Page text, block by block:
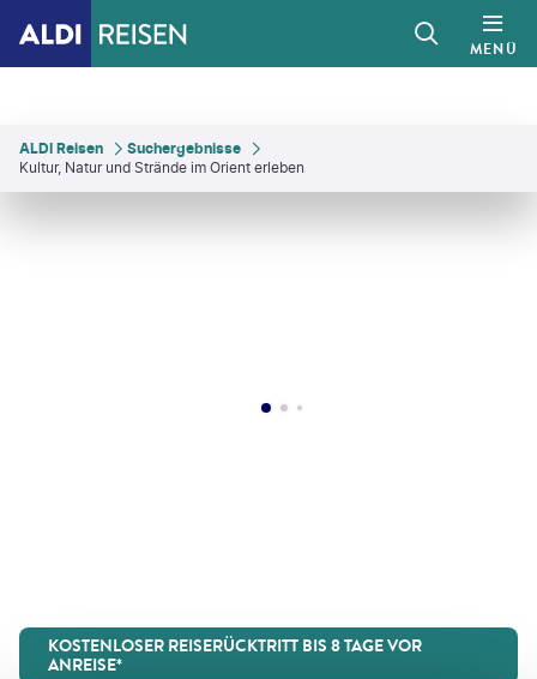
MENÜ
ALDI Reisen
Suchergebnisse
Kultur, Natur und Strände im Orient erleben
KOSTENLOSER REISERÜCKTRITT BIS 8 TAGE VOR
ANREISE*